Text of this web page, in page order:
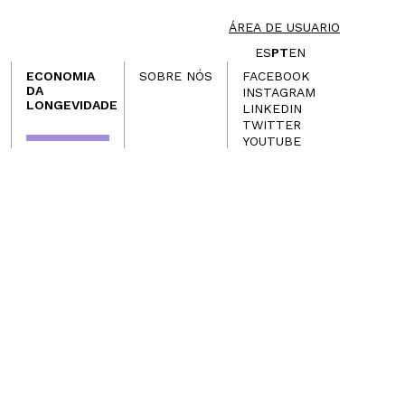
ÁREA DE USUARIO
ESPTEN
ECONOMIA
DA
LONGEVIDADE
SOBRE NÓS
FACEBOOK
INSTAGRAM
LINKEDIN
TWITTER
YOUTUBE